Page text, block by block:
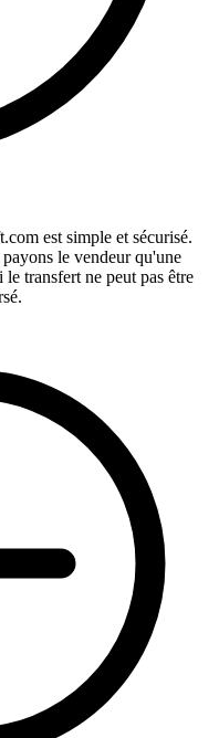
est simple et sécurisé.
le vendeur qu'une
transfert ne peut pas être